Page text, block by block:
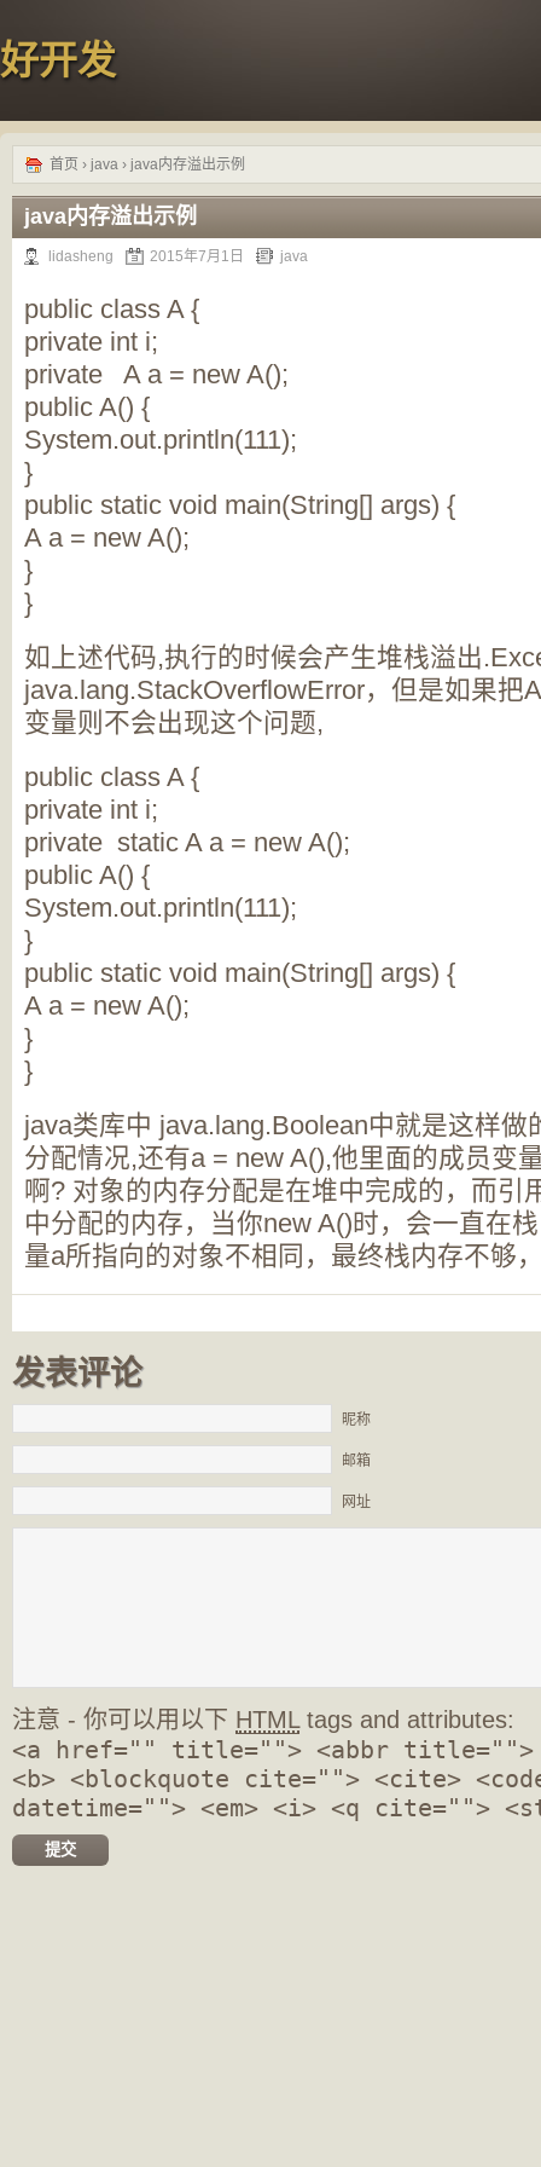
好开发
首页 › java › java内存溢出示例
java内存溢出示例
lidasheng 2015年7月1日 java
public class A {
private int i;
private A a = new A();
public A() {
System.out.println(111);
}
public static void main(String[] args) {
A a = new A();
}
}
如上述代码,执行的时候会产生堆栈溢出
java.lang.StackOverflowError，但是如果把
变量则不会出现这个问题,
public class A {
private int i;
private static A a = new A();
public A() {
System.out.println(111);
}
public static void main(String[] args) {
A a = new A();
}
}
java类库中 java.lang.Boolean中就是这样做
分配情况,还有a = new A(),他里面的成员变
啊? 对象的内存分配是在堆中完成的，而引
中分配的内存，当你new A()时，会一直在
量a所指向的对象不相同，最终栈内存不够
发表评论
昵称
邮箱
网址
注意 - 你可以用以下 HTMLtags and attributes:
<a href="" title=""> <abbr title="">
<b> <blockquote cite=""> <cite>
datetime=""> <em> <i> <q cite="">